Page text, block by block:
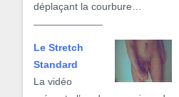
déplaçant la courbure…
Le Stretch
Standard
La vidéo